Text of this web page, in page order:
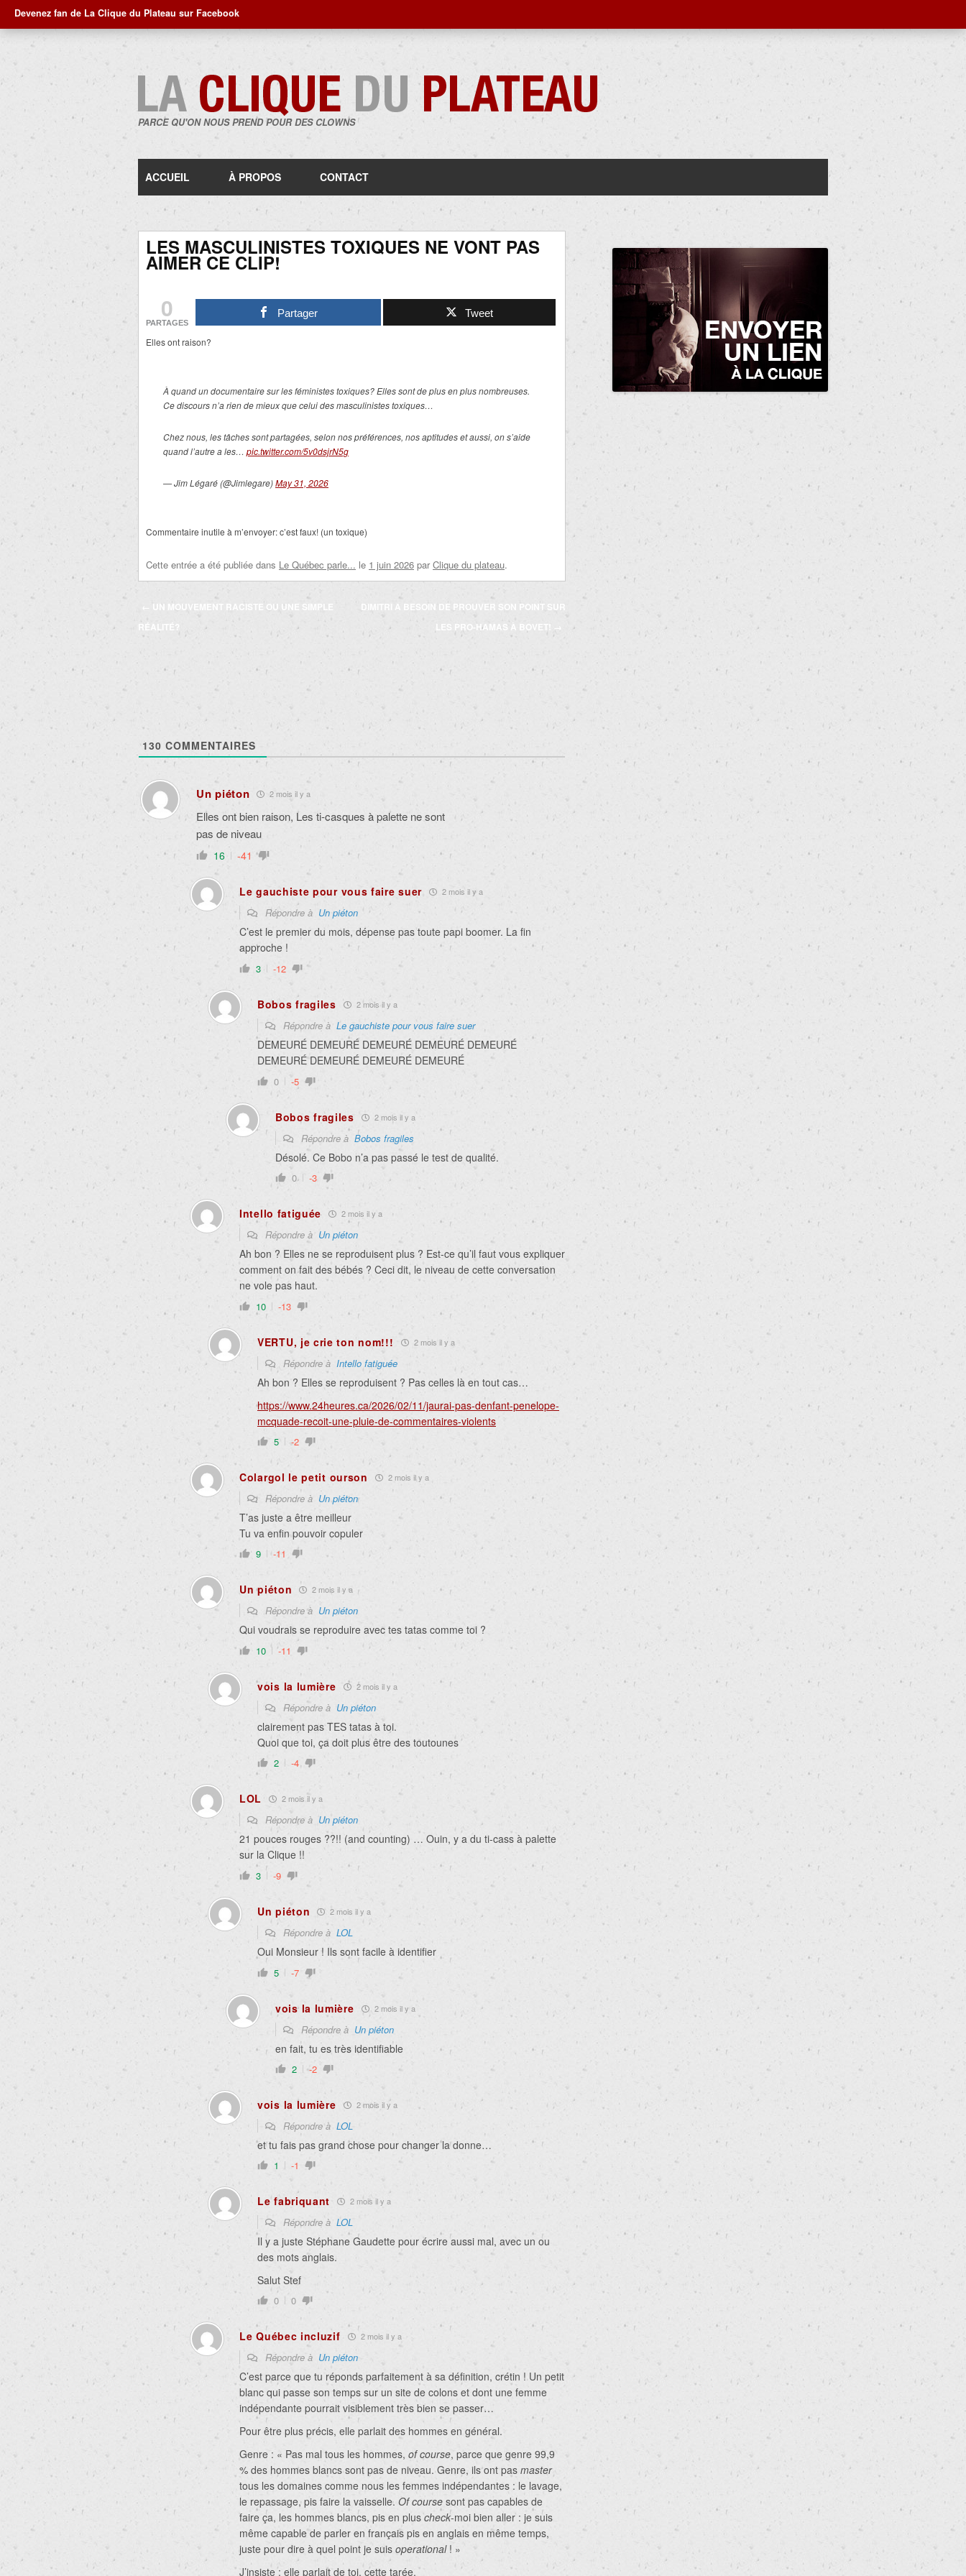
Devenez fan de La Clique du Plateau sur Facebook
PARCE QU'ON NOUS PREND POUR DES CLOWNS
au
ACCUEIL À PROPOS CONTACT
LES MASCULINISTES TOXIQUES NE VONT PAS
AIMER CE CLIP!
0
PARTAGES
Partager Tweet
Elles ont raison?
À quand un documentaire sur les féministes toxiques? Elles sont de plus en plus nombreuses.
Ce discours n’a rien de mieux que celui des masculinistes toxiques…
Chez nous, les tâches sont partagées, selon nos préférences, nos aptitudes et aussi, on s’aide
quand l’autre a les… pic.twitter.com/5v0dsjrN5g
— Jim Légaré (@Jimlegare)May 31, 2026
Commentaire inutile à m’envoyer: c’est faux! (un toxique)
Cette entrée a été publiée dans Le Québec parle... le 1 juin 2026 par Clique du plateau.
Navigation
des
←
UN MOUVEMENT RACISTE OU UNE SIMPLE
RÉALITÉ?
DIMITRI A BESOIN DE PROUVER SON POINT SUR
LES PRO-HAMAS À BOVET! →
130 COMMENTAIRES
Un piéton 2 mois il y a
Elles ont bien raison, Les ti-casques à palette ne sont
pas de niveau
16 -41
Le gauchiste pour vous faire suer 2 mois il y a
Répondre à Un piéton
C’est le premier du mois, dépense pas toute papi boomer. La fin
approche !
3 -12
Bobos fragiles 2 mois il y a
Répondre à Le gauchiste pour vous faire suer
DEMEURÉ DEMEURÉ DEMEURÉ DEMEURÉ DEMEURÉ
DEMEURÉ DEMEURÉ DEMEURÉ DEMEURÉ
0 -5
Bobos fragiles 2 mois il y a
Répondre à Bobos fragiles
Désolé. Ce Bobo n’a pas passé le test de qualité.
0 -3
Intello fatiguée 2 mois il y a
Répondre à Un piéton
Ah bon ? Elles ne se reproduisent plus ? Est-ce qu’il faut vous expliquer
comment on fait des bébés ? Ceci dit, le niveau de cette conversation
ne vole pas haut.
10 -13
VERTU, je crie ton nom!!! 2 mois il y a
Répondre à Intello fatiguée
Ah bon ? Elles se reproduisent ? Pas celles là en tout cas…
https://www.24heures.ca/2026/02/11/jaurai-pas-denfant-penelope-
mcquade-recoit-une-pluie-de-commentaires-violents
5 -2
Colargol le petit ourson 2 mois il y a
Répondre à Un piéton
T’as juste a être meilleur
Tu va enfin pouvoir copuler
9 -11
Un piéton 2 mois il y a
Répondre à Un piéton
Qui voudrais se reproduire avec tes tatas comme toi ?
10 -11
vois la lumière 2 mois il y a
Répondre à Un piéton
clairement pas TES tatas à toi.
Quoi que toi, ça doit plus être des toutounes
2 -4
LOL 2 mois il y a
Répondre à Un piéton
21 pouces rouges ??!! (and counting) … Ouin, y a du ti-cass à palette
sur la Clique !!
3 -9
Un piéton 2 mois il y a
Répondre à LOL
Oui Monsieur ! Ils sont facile à identifier
5 -7
vois la lumière 2 mois il y a
Répondre à Un piéton
en fait, tu es très identifiable
2 -2
vois la lumière 2 mois il y a
Répondre à LOL
et tu fais pas grand chose pour changer la donne…
1 -1
Le fabriquant 2 mois il y a
Répondre à LOL
Il y a juste Stéphane Gaudette pour écrire aussi mal, avec un ou
des mots anglais.
Salut Stef
0 0
Le Québec incluzif 2 mois il y a
Répondre à Un piéton
C’est parce que tu réponds parfaitement à sa définition, crétin ! Un petit
blanc qui passe son temps sur un site de colons et dont une femme
indépendante pourrait visiblement très bien se passer…
Pour être plus précis, elle parlait des hommes en général.
Genre : « Pas mal tous les hommes, of course, parce que genre 99,9
% des hommes blancs sont pas de niveau. Genre, ils ont pas master
tous les domaines comme nous les femmes indépendantes : le lavage,
le repassage, pis faire la vaisselle. Of course sont pas capables de
faire ça, les hommes blancs, pis en pluscheck-moi bien aller : je suis
même capable de parler en français pis en anglais en même temps,
juste pour dire à quel point je suis operational! »
J’insiste : elle parlait de toi, cette tarée.